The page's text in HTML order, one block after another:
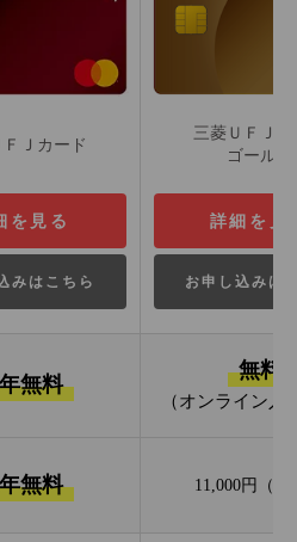
Ｊカード
三菱ＵＦＪカ
ゴールド
を見る
みはこちら
詳細を見
お申し込みは
無料
無料
（オンライン入
無料 11,000円（税